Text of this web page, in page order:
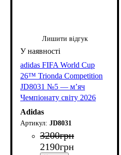
Лишити відгук
adidas FIFA World Cup
26™ Trionda Competition
JD8031 №5 — м’яч
Чемпіонату світу 2026
Adidas
JD8031
3200грн
2190грн